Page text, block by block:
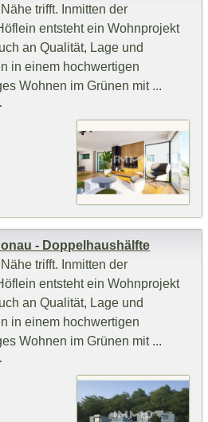
trifft. Inmitten der
entsteht ein Wohnprojekt
an Qualität, Lage und
in einem hochwertigen
Wohnen im Grünen mit ...
- Doppelhaushälfte
trifft. Inmitten der
entsteht ein Wohnprojekt
an Qualität, Lage und
in einem hochwertigen
Wohnen im Grünen mit ...